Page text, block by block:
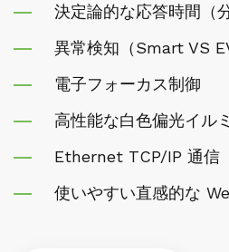
決定論的な応答時間（
異常検知（Smart VS
電子フォーカス制御
高性能な白色偏光イル
Ethernet TCP/IP 通信
使いやすい直感的な